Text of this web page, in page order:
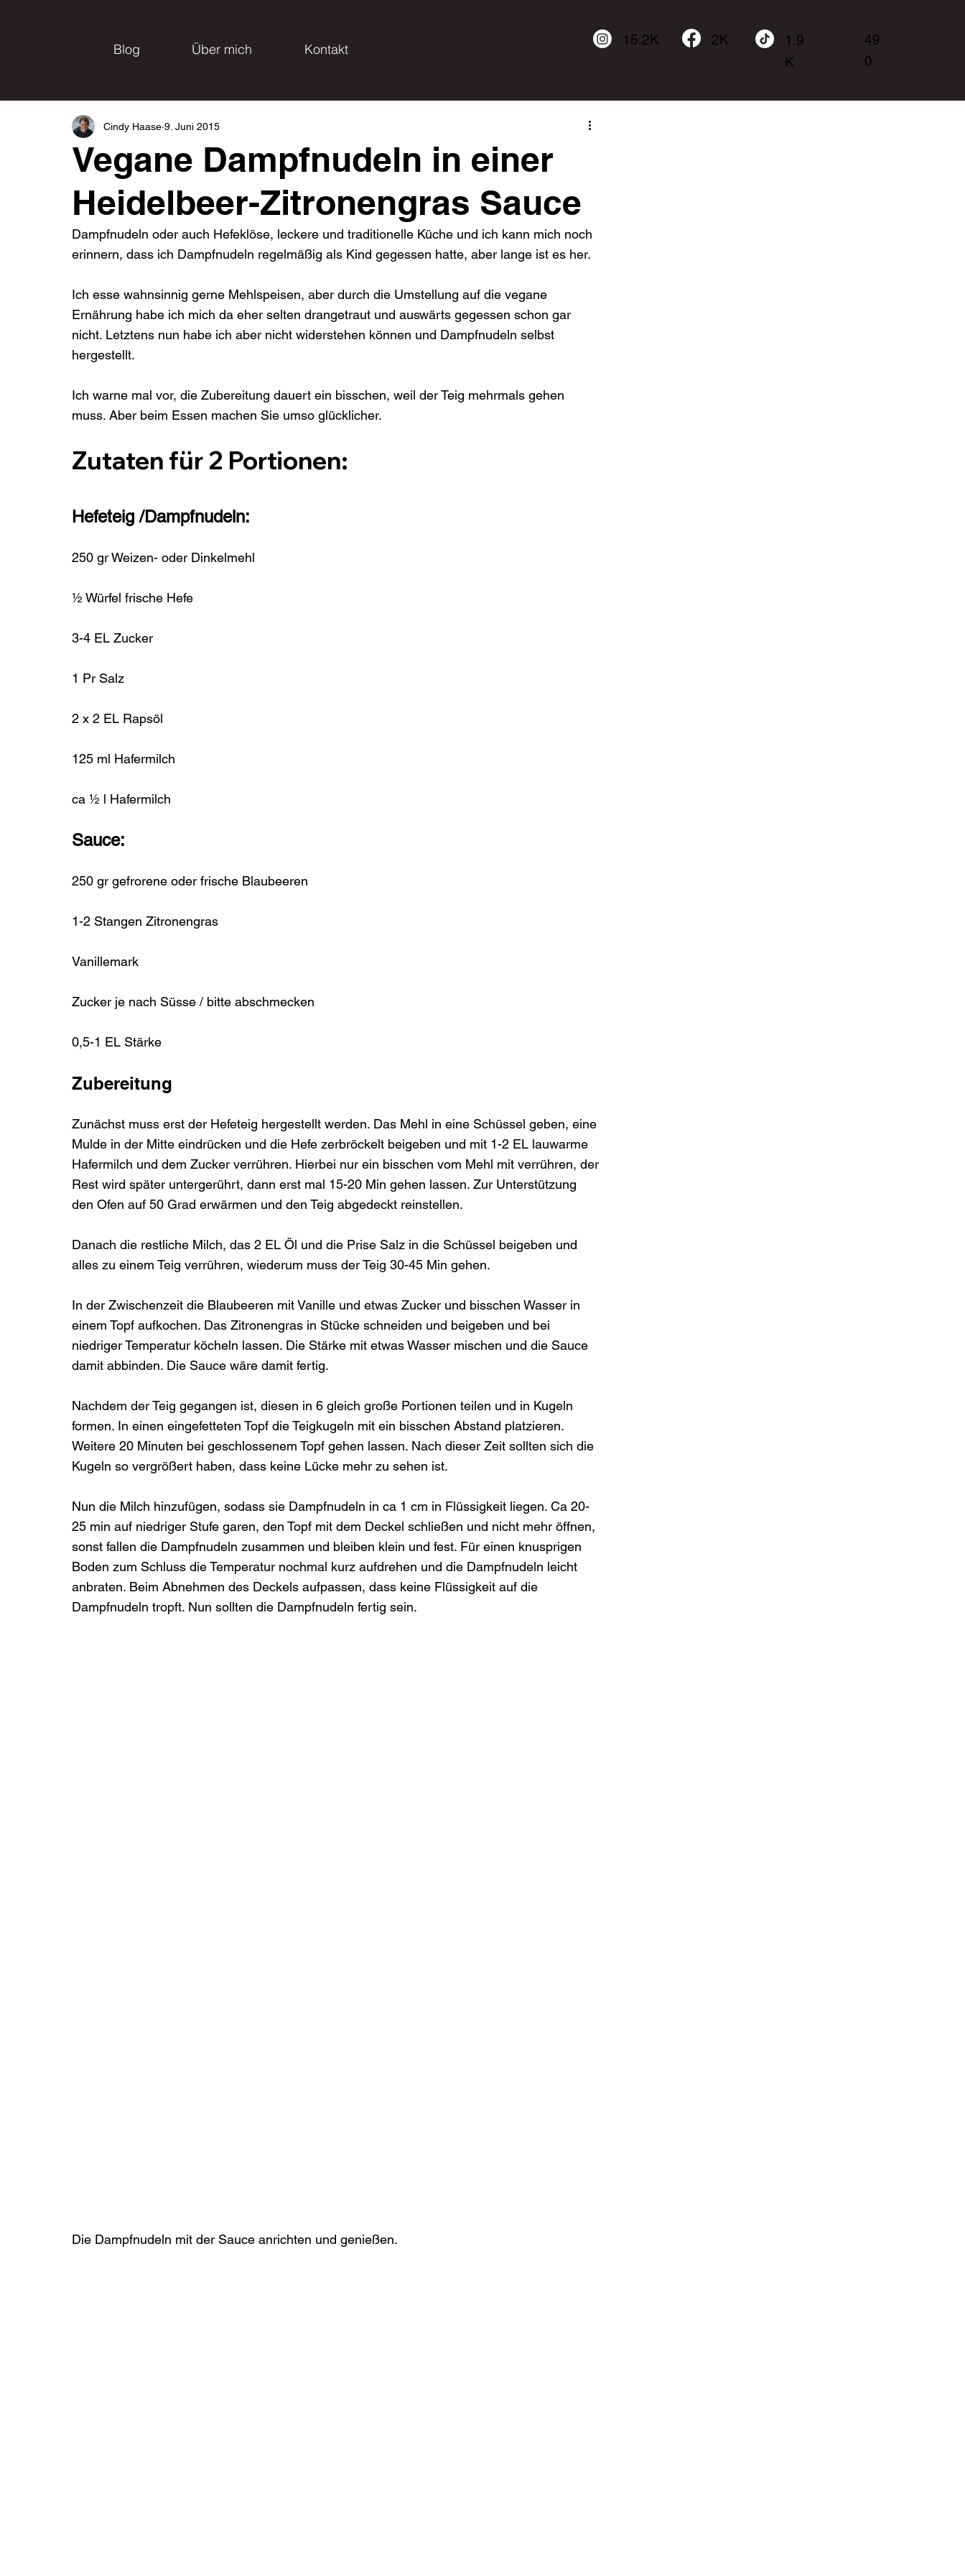
15.2K 2K
1.9
K
49
0
Blog Über mich Kontakt
Vegane Dampfnudeln in einer
Heidelbeer-Zitronengras Sauce
Cindy Haase 9. Juni 2015
Dampfnudeln oder auch Hefeklöse, leckere und traditionelle Küche und ich kann mich noch
erinnern, dass ich Dampfnudeln regelmäßig als Kind gegessen hatte, aber lange ist es her.
Ich esse wahnsinnig gerne Mehlspeisen, aber durch die Umstellung auf die vegane
Ernährung habe ich mich da eher selten drangetraut und auswärts gegessen schon gar
nicht. Letztens nun habe ich aber nicht widerstehen können und Dampfnudeln selbst
hergestellt.
Ich warne mal vor, die Zubereitung dauert ein bisschen, weil der Teig mehrmals gehen
Zutaten für 2 Portionen:
Hefeteig /Dampfnudeln:
250 gr Weizen- oder Dinkelmehl
½ Würfel frische Hefe
3-4 EL Zucker
1 Pr Salz
2 x 2 EL Rapsöl
125 ml Hafermilch
Sauce:
250 gr gefrorene oder frische Blaubeeren
1-2 Stangen Zitronengras
Vanillemark
Zucker je nach Süsse / bitte abschmecken
Zubereitung
Zunächst muss erst der Hefeteig hergestellt werden. Das Mehl in eine Schüssel geben, eine
Mulde in der Mitte eindrücken und die Hefe zerbröckelt beigeben und mit 1-2 EL lauwarme
Hafermilch und dem Zucker verrühren. Hierbei nur ein bisschen vom Mehl mit verrühren, der
Rest wird später untergerührt, dann erst mal 15-20 Min gehen lassen. Zur Unterstützung
den Ofen auf 50 Grad erwärmen und den Teig abgedeckt reinstellen.
Danach die restliche Milch, das 2 EL Öl und die Prise Salz in die Schüssel beigeben und
alles zu einem Teig verrühren, wiederum muss der Teig 30-45 Min gehen.
In der Zwischenzeit die Blaubeeren mit Vanille und etwas Zucker und bisschen Wasser in
einem Topf aufkochen. Das Zitronengras in Stücke schneiden und beigeben und bei
niedriger Temperatur köcheln lassen. Die Stärke mit etwas Wasser mischen und die Sauce
damit abbinden. Die Sauce wäre damit fertig.
Nachdem der Teig gegangen ist, diesen in 6 gleich große Portionen teilen und in Kugeln
formen. In einen eingefetteten Topf die Teigkugeln mit ein bisschen Abstand platzieren.
Weitere 20 Minuten bei geschlossenem Topf gehen lassen. Nach dieser Zeit sollten sich die
Kugeln so vergrößert haben, dass keine Lücke mehr zu sehen ist.
Nun die Milch hinzufügen, sodass sie Dampfnudeln in ca 1 cm in Flüssigkeit liegen. Ca 20-
25 min auf niedriger Stufe garen, den Topf mit dem Deckel schließen und nicht mehr öffnen,
sonst fallen die Dampfnudeln zusammen und bleiben klein und fest. Für einen knusprigen
Boden zum Schluss die Temperatur nochmal kurz aufdrehen und die Dampfnudeln leicht
anbraten. Beim Abnehmen des Deckels aufpassen, dass keine Flüssigkeit auf die
Dampfnudeln tropft. Nun sollten die Dampfnudeln fertig sein.
Die Dampfnudeln mit der Sauce anrichten und genießen.